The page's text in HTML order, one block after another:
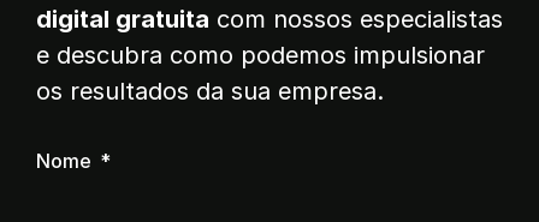
digital gratuita com nossos especialistas
e descubra como podemos impulsionar
os resultados da sua empresa.
Nome